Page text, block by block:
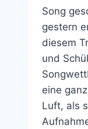
Song
gestern
diesem
und
eine
Luft, als